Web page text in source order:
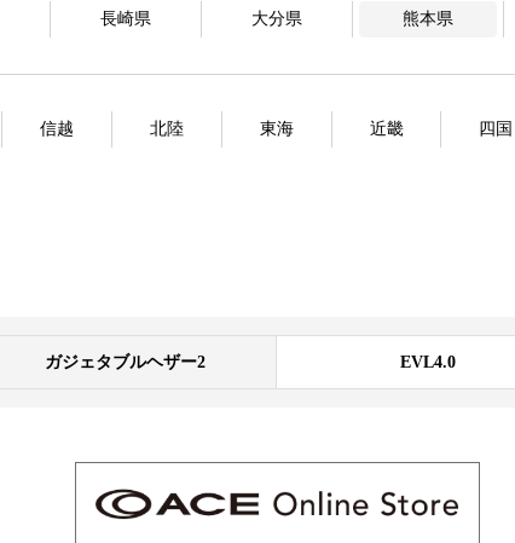
長崎県 大分県 熊本県
信越 北陸 東海 近畿 四国
ガジェタブルヘザー2 EVL4.0